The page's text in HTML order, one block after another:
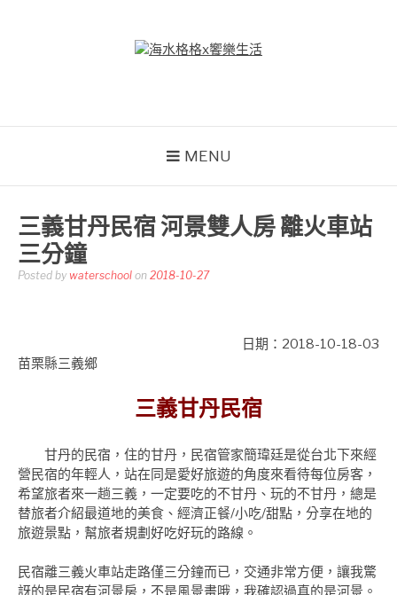
MENU
三義甘丹民宿 河景雙人房 離火車站
三分鐘
Posted by waterschool on 2018-10-27
日期：2018-10-18-03
苗栗縣三義鄉
三義甘丹民宿
甘丹的民宿，住的甘丹，民宿管家簡瑋廷是從台北下來經
營民宿的年輕人，站在同是愛好旅遊的角度來看待每位房客，
希望旅者來一趟三義，一定要吃的不甘丹、玩的不甘丹，總是
替旅者介紹最道地的美食、經濟正餐/小吃/甜點，分享在地的
旅遊景點，幫旅者規劃好吃好玩的路線。
民宿離三義火車站走路僅三分鐘而已，交通非常方便，讓我驚
訝的是民宿有河景房，不是風景畫哦，我確認過真的是河景。